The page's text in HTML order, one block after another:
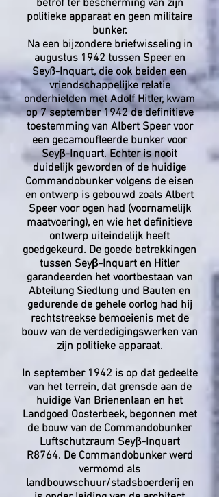
betrof ter bescherming van zijn
politieke apparaat en geen militaire
bunker.
Na een bijzondere briefwisseling in
augustus 1942 tussen Speer en
Seyß-Inquart, die ook beiden een
vriendschappelijke relatie
onderhielden met Adolf Hitler, kwam
op 7 september 1942 de definitieve
toestemming van Albert Speer voor
een gecamoufleerde bunker voor
Seyβ-Inquart. Echter is nooit
duidelijk geworden of de huidige
Commandobunker volgens de eisen
en ontwerp is gebouwd zoals Albert
Speer voor ogen had (voornamelijk
maatvoering), en wie het definitieve
ontwerp uiteindelijk heeft
goedgekeurd. De goede betrekkingen
tussen Seyβ-Inquart en Hitler
garandeerden het voortbestaan van
Abteilung Siedlung und Bauten en
gedurende de gehele oorlog had hij
rechtstreekse bemoeienis met de
bouw van de verdedigingswerken van
zijn politieke apparaat.
In september 1942 is op dat gedeelte
van het terrein, dat grensde aan de
huidige Van Brienenlaan en het
Landgoed Oosterbeek, begonnen met
de bouw van de Commandobunker
Luftschutzraum Seyβ-Inquart
R8764. De Commandobunker werd
vermomd als
landbouwschuur/stadsboerderij en